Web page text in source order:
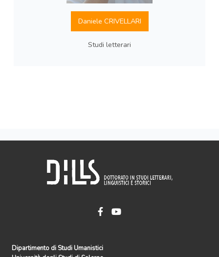
Daniele CRIVELLARI
Studi letterari
Dipartimento di Studi Umanistici